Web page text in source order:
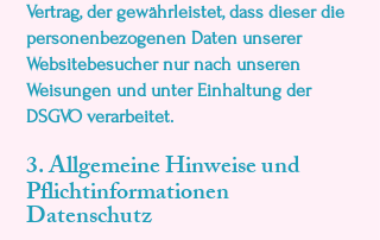
Vertrag, der gewährleistet, dass dieser die
personenbezogenen Daten unserer
Websitebesucher nur nach unseren
Weisungen und unter Einhaltung der
DSGVO verarbeitet.
3. Allgemeine Hinweise und
Pflicht­informationen
Datenschutz